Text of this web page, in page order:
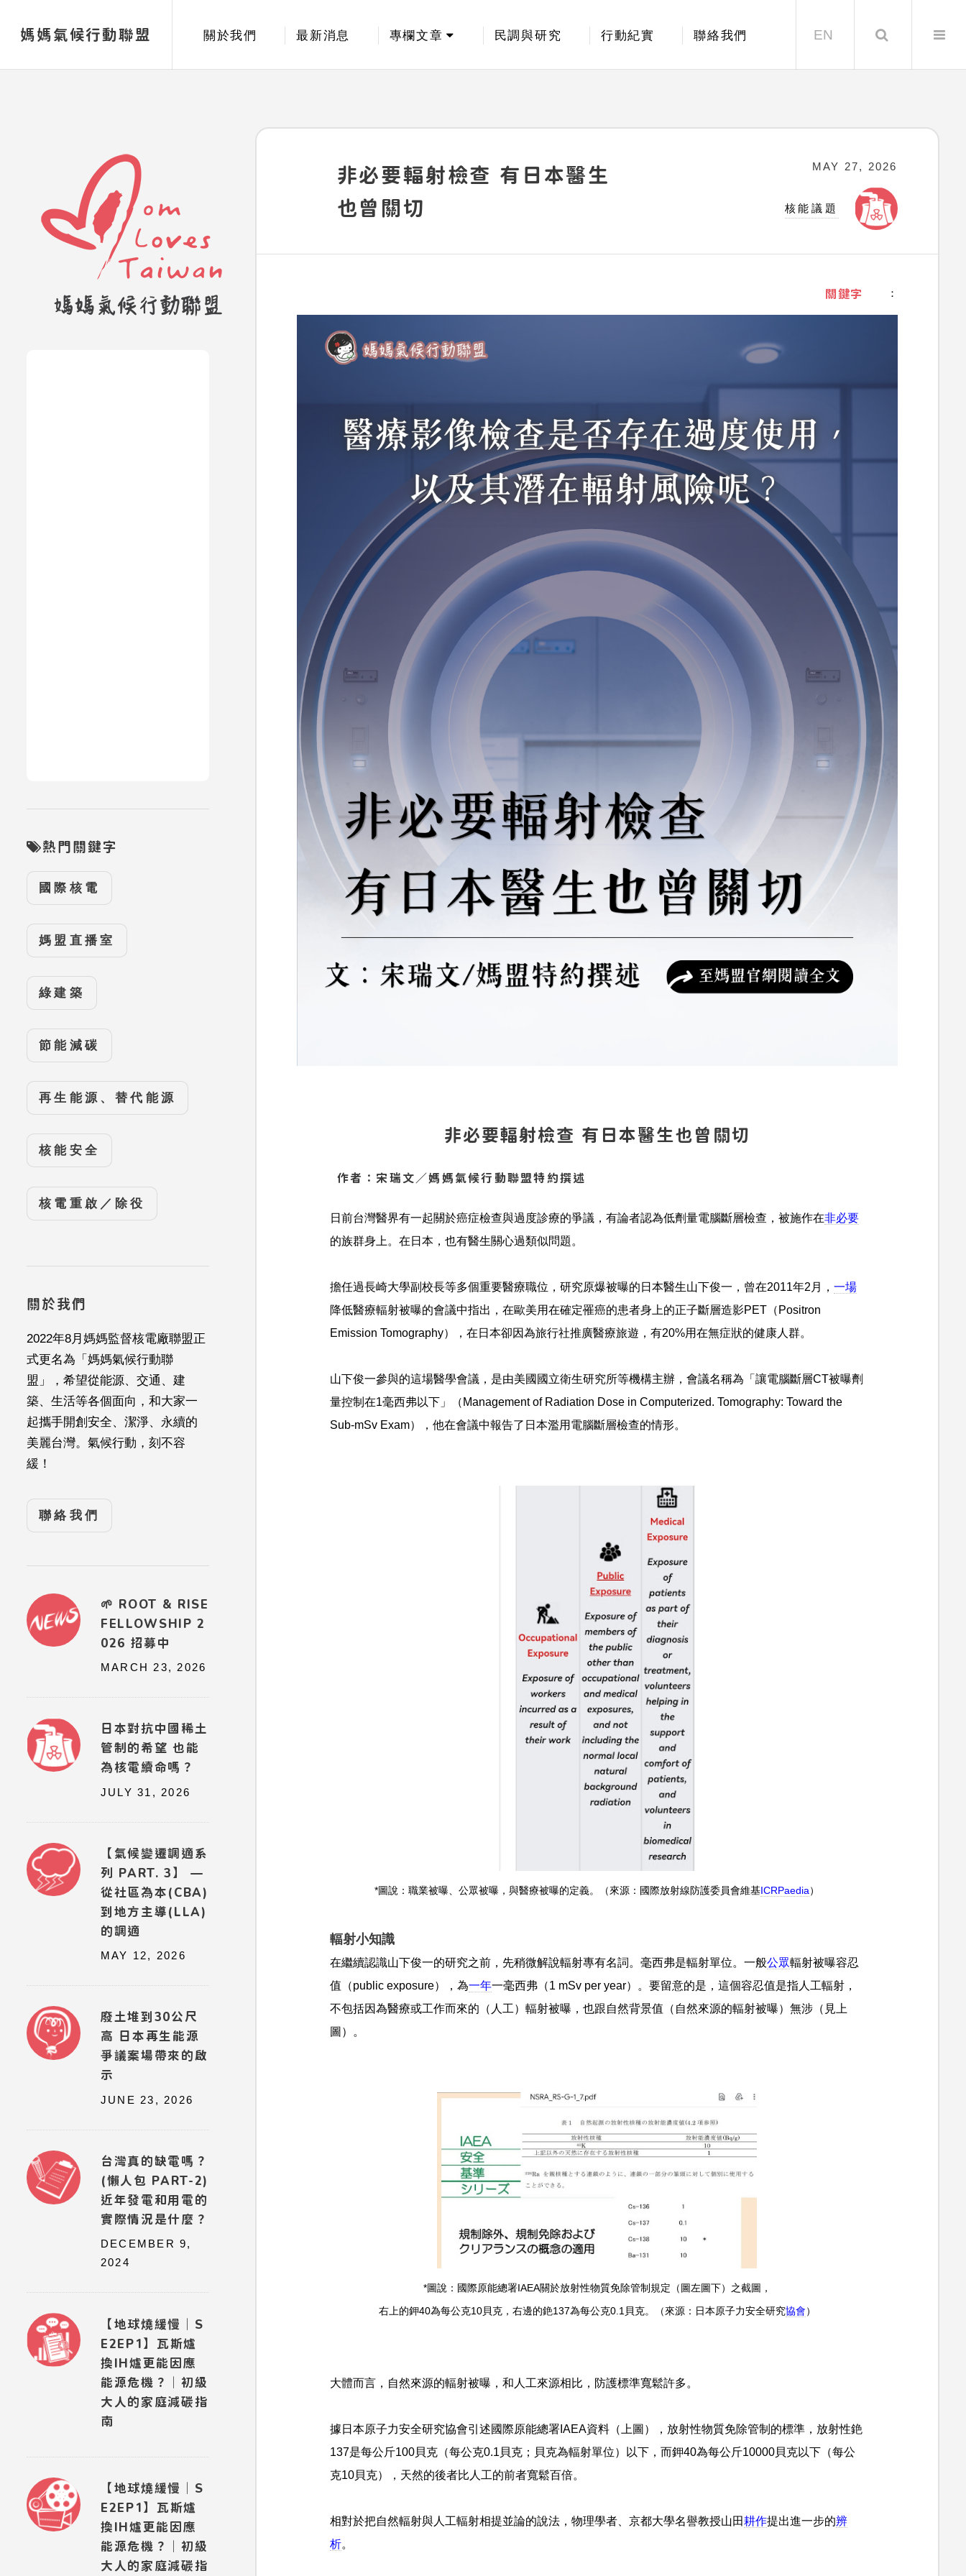
媽媽氣候行動聯盟 關於我們 最新消息 專欄文章 民調與研究 行動紀實 聯絡我們 EN Search
非必要輻射檢查 有日本醫生
也曾關切
MAY 27, 2026
核能議題
關鍵字 ：
非必要輻射檢查 有日本醫生也曾關切
作者：宋瑞文／媽媽氣候行動聯盟特約撰述
日前台灣醫界有一起關於癌症檢查與過度診療的爭議，有論者認為低劑量電腦斷層檢查，被施作在非必要
的族群身上。在日本，也有醫生關心過類似問題。
擔任過長崎大學副校長等多個重要醫療職位，研究原爆被曝的日本醫生山下俊一，曾在2011年2月，一場
降低醫療輻射被曝的會議中指出，在歐美用在確定罹癌的患者身上的正子斷層造影PET（Positron
Emission Tomography），在日本卻因為旅行社推廣醫療旅遊，有20%用在無症狀的健康人群。
山下俊一參與的這場醫學會議，是由美國國立衛生研究所等機構主辦，會議名稱為「讓電腦斷層CT被曝劑
量控制在1毫西弗以下」（Management of Radiation Dose in Computerized. Tomography: Toward the
Sub-mSv Exam），他在會議中報告了日本濫用電腦斷層檢查的情形。
*圖說：職業被曝、公眾被曝，與醫療被曝的定義。（來源：國際放射線防護委員會維基ICRPaedia）
輻射小知識
在繼續認識山下俊一的研究之前，先稍微解說輻射專有名詞。毫西弗是輻射單位。一般公眾輻射被曝容忍
值（public exposure），為一年一毫西弗（1 mSv per year）。要留意的是，這個容忍值是指人工輻射，
不包括因為醫療或工作而來的（人工）輻射被曝，也跟自然背景值（自然來源的輻射被曝）無涉（見上
圖）。
*圖說：國際原能總署IAEA關於放射性物質免除管制規定（圖左圖下）之截圖，
右上的鉀40為每公克10貝克，右邊的銫137為每公克0.1貝克。（來源：日本原子力安全研究協會）
大體而言，自然來源的輻射被曝，和人工來源相比，防護標準寬鬆許多。
據日本原子力安全研究協會引述國際原能總署IAEA資料（上圖），放射性物質免除管制的標準，放射性銫
137是每公斤100貝克（每公克0.1貝克；貝克為輻射單位）以下，而鉀40為每公斤10000貝克以下（每公
克10貝克），天然的後者比人工的前者寬鬆百倍。
相對於把自然輻射與人工輻射相提並論的說法，物理學者、京都大學名譽教授山田耕作提出進一步的辨
析。
熱門關鍵字
國際核電
媽盟直播室
綠建築
節能減碳
再生能源、替代能源
核能安全
核電重啟／除役
關於我們
2022年8月媽媽監督核電廠聯盟正
式更名為「媽媽氣候行動聯
盟」，希望從能源、交通、建
築、生活等各個面向，和大家一
起攜手開創安全、潔淨、永續的
美麗台灣。氣候行動，刻不容
緩！
聯絡我們
🌱 ROOT & RISE
FELLOWSHIP 2
026 招募中
MARCH 23, 2026
日本對抗中國稀土
管制的希望 也能
為核電續命嗎？
JULY 31, 2026
【氣候變遷調適系
列 PART. 3】 —
從社區為本(CBA)
到地方主導(LLA)
的調適
MAY 12, 2026
廢土堆到30公尺
高 日本再生能源
爭議案場帶來的啟
示
JUNE 23, 2026
台灣真的缺電嗎？
(懶人包 PART-2)
近年發電和用電的
實際情況是什麼？
DECEMBER 9,
2024
【地球燒緩慢｜S
E2EP1】瓦斯爐
換IH爐更能因應
能源危機？｜初級
大人的家庭減碳指
南
【地球燒緩慢｜S
E2EP1】瓦斯爐
換IH爐更能因應
能源危機？｜初級
大人的家庭減碳指